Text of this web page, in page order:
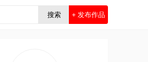
搜索 + 发布作品